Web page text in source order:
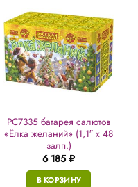
РС7335 батарея салютов
«Ёлка желаний» (1,1″ х 48
залп.)
6 185 ₽
В КОРЗИНУ